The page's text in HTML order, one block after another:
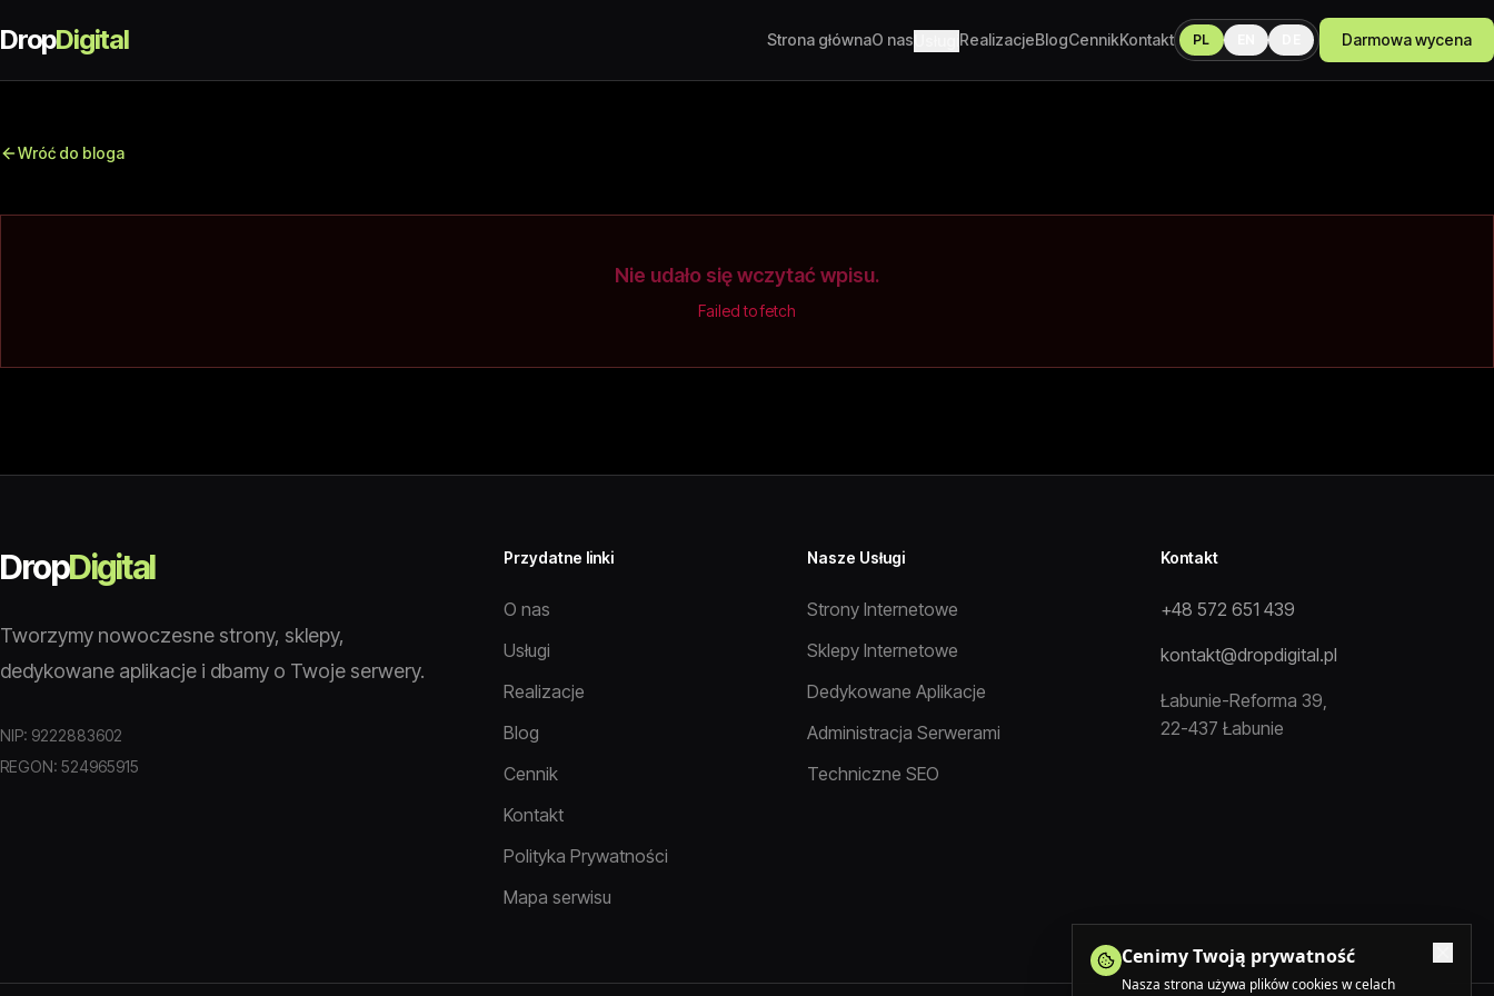
DropDigital Strona głównaO nas RealizacjeBlogCennikKontakt PL Darmowa wycena
Wróć do bloga
Nie udało się wczytać wpisu.
Failed to fetch
DropDigital
Tworzymy nowoczesne strony, sklepy,
dedykowane aplikacje i dbamy o Twoje serwery.
NIP: 9222883602
REGON: 524965915
Przydatne linki
O nas
Usługi
Realizacje
Blog
Cennik
Kontakt
Polityka Prywatności
Mapa serwisu
Nasze Usługi
Strony Internetowe
Sklepy Internetowe
Dedykowane Aplikacje
Administracja Serwerami
Techniczne SEO
Kontakt
+48 572 651 439
kontakt@dropdigital.pl
Łabunie-Reforma 39,
22-437 Łabunie
Cenimy Twoją prywatność
Nasza strona używa plików cookies w celach